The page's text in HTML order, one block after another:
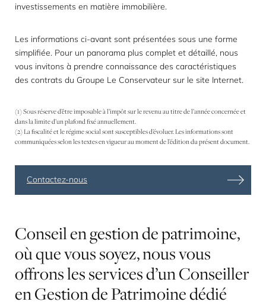
investissements en matière immobilière.
Les informations ci-avant sont présentées sous une forme
simplifiée. Pour un panorama plus complet et détaillé, nous
vous invitons à prendre connaissance des caractéristiques
des contrats du Groupe Le Conservateur sur le site Internet.
(1) Sous réserve d’être imposable à l’impôt sur le revenu au titre de l’année concernée et
dans la limite d’un plafond fixé annuellement.
(2) La fiscalité et le régime social sont susceptibles d’évoluer. Les informations sont
communiquées selon les textes en vigueur au moment de l’édition du présent document.
Contactez-nous
Conseilengestiondepatrimoine,
oùquevoussoyez,nousvous
offronslesservicesd’unConseiller
enGestiondePatrimoinedédié